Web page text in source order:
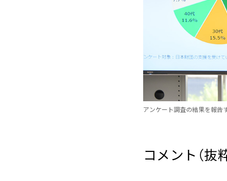
アンケート調査の結果を報告
コメント（抜